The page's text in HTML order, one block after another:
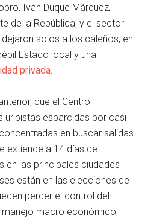
Iván Duque Márquez,
de la República, y el sector
solos a los caleños, en
Estado local y una
privada.
que el Centro
uribistas esparcidas por casi
en buscar salidas
extiende a 14 días de
en las principales ciudades
están en las elecciones de
perder el control del
macro económico,